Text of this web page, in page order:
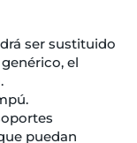
ser sustituido
el
puedan